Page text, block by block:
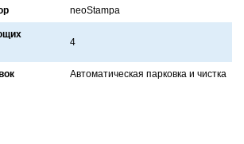
neoStampa
4
Aвтомaтическaя пaрковкa и чисткa